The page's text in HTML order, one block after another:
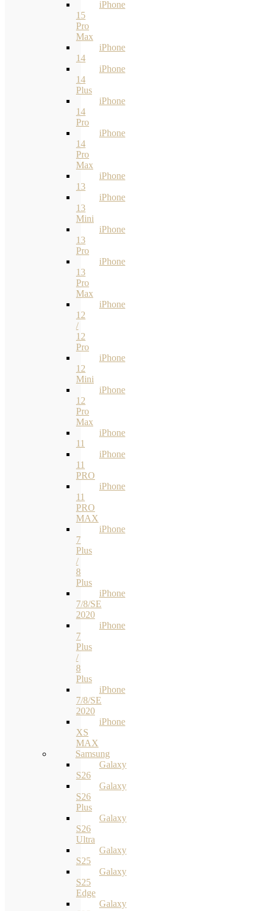
iPhone
15
Pro
Max
iPhone
14
iPhone
14
Plus
iPhone
14
Pro
iPhone
14
Pro
Max
iPhone
13
iPhone
13
Mini
iPhone
13
Pro
iPhone
13
Pro
Max
iPhone
12
/
12
Pro
iPhone
12
Mini
iPhone
12
Pro
Max
iPhone
11
iPhone
11
PRO
iPhone
11
PRO
MAX
iPhone
7
Plus
/
8
Plus
iPhone
7/8/SE
2020
iPhone
7
Plus
/
8
Plus
iPhone
7/8/SE
2020
iPhone
XS
MAX
Samsung
Galaxy
S26
Galaxy
S26
Plus
Galaxy
S26
Ultra
Galaxy
S25
Galaxy
S25
Edge
Galaxy